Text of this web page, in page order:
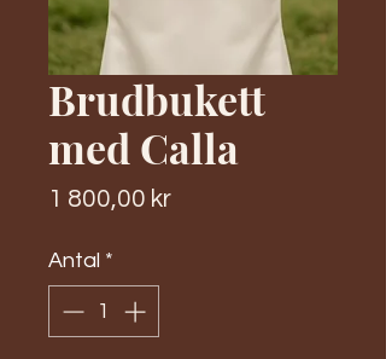
Brudbukett
med Calla
1 800,00 krPris
Antal *